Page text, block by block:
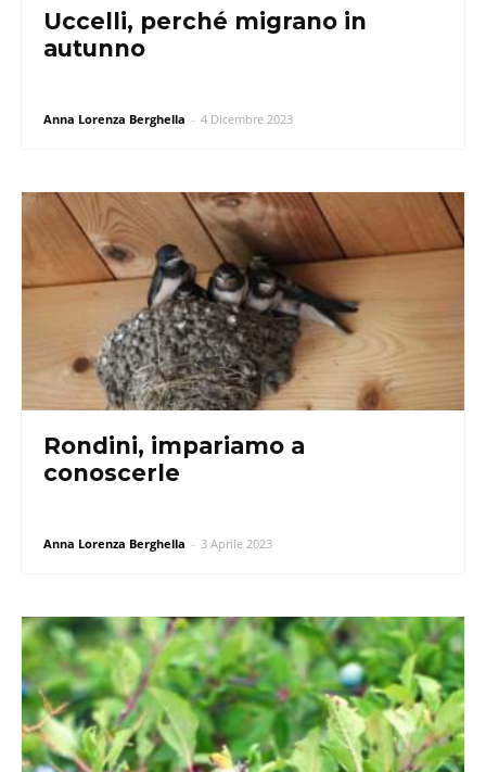
Uccelli, perché migrano in
autunno
Anna Lorenza Berghella - 4 Dicembre 2023
Rondini, impariamo a
conoscerle
Anna Lorenza Berghella - 3 Aprile 2023